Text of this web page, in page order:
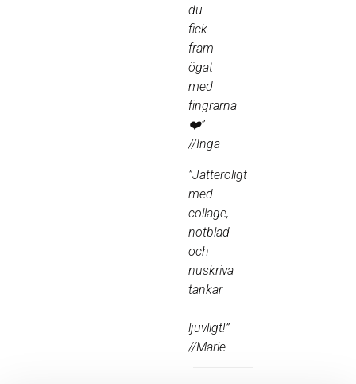
du
fick
fram
ögat
med
fingrarna
❤️”
//Inga
”Jätteroligt
med
collage,
notblad
och
nuskriva
tankar
–
ljuvligt!”
//Marie